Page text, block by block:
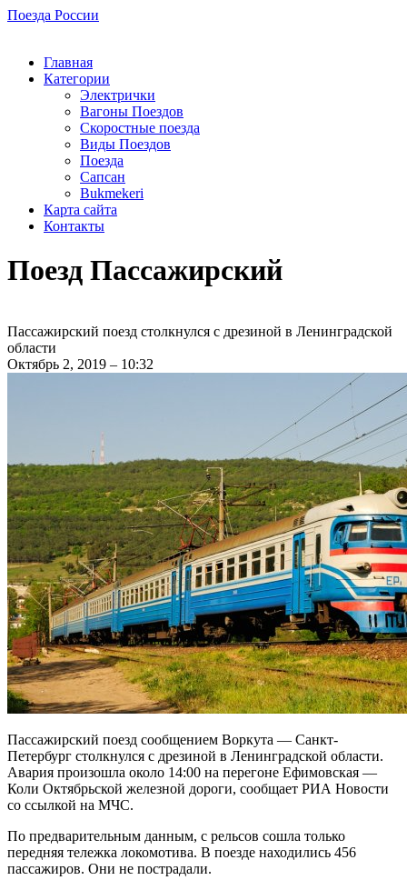
Поезда России
Главная
Категории
Электрички
Вагоны Поездов
Скоростные поезда
Виды Поездов
Поезда
Сапсан
Bukmekeri
Карта сайта
Контакты
Поезд Пассажирский
Пассажирский поезд столкнулся с дрезиной в Ленинградской
области
Октябрь 2, 2019 – 10:32
Пассажирский поезд сообщением Воркута — Санкт-
Петербург столкнулся с дрезиной в Ленинградской области.
Авария произошла около 14:00 на перегоне Ефимовская —
Коли Октябрьской железной дороги, сообщает РИА Новости
со ссылкой на МЧС.
По предварительным данным, с рельсов сошла только
передняя тележка локомотива. В поезде находились 456
пассажиров. Они не пострадали.